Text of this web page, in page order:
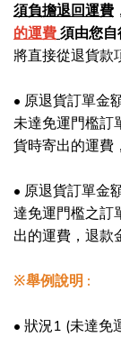
須負擔退回運費
的運費須由您
將直接從退貨款
• 原退貨訂單金
未達免運門檻訂
貨時寄出的運費
• 原退貨訂單金
達免運門檻之訂
出的運費，退款
※舉例說明 :
• 狀況1 (未達免